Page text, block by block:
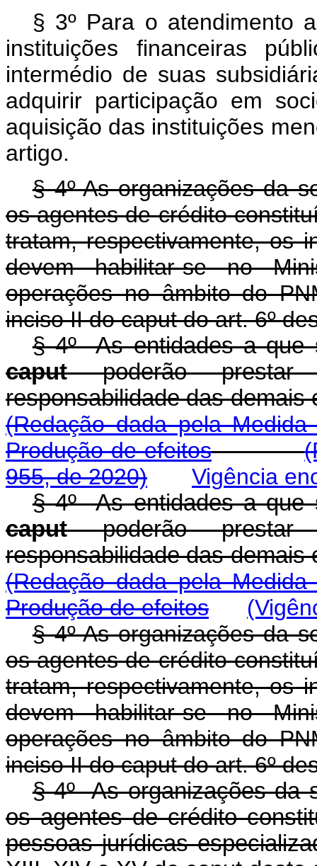
§ 3º Para o atendimento
instituições financeiras
intermédio de suas
adquirir participação em
aquisição das instituições
artigo.
§ 4º As organizações da
os agentes de crédito
tratam, respectivamente, os
devem habilitar-se no
operações no âmbito do
inciso II docaputdo art. 6º
§ 4º As entidades a que
caputpoderão prestar
responsabilidade das
(Redação dada pela
Produção de efeitos
955, de 2020)
Vigência
§ 4º As entidades a que
caputpoderão prestar
responsabilidade das
(Redação dada pela
Produção de efeitos
§ 4º As organizações da
os agentes de crédito
tratam, respectivamente, os
devem habilitar-se no
operações no âmbito do
inciso II docaputdo art. 6º
§ 4º As organizações da
os agentes de crédito
pessoas jurídicas